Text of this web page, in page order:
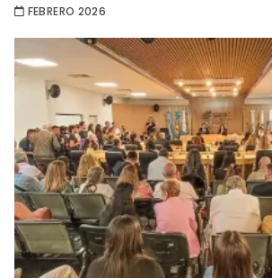
FEBRERO 2026